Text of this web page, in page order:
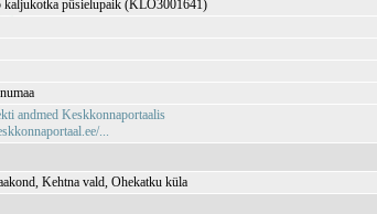
kaljukotka püsielupaik (KLO3001641)
andmed Keskkonnaportaalis
...
Kehtna vald, Ohekatku küla